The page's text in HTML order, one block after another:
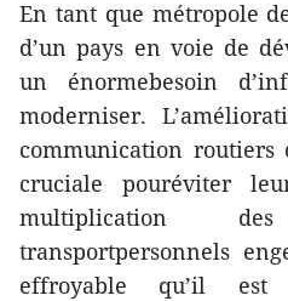
En tant que métropole
d’un pays en voie de
un énormebesoin
moderniser.
communication routiers
cruciale pouréviter
multiplication
transportpersonnels
effroyable qu’il est